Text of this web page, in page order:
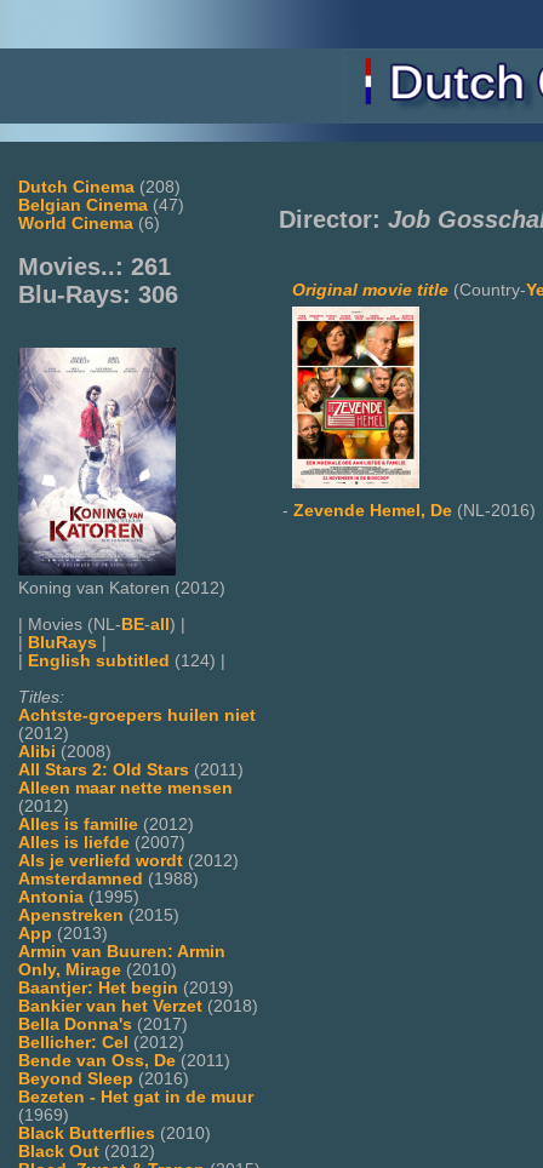
Dutch Cinema (208)
Belgian Cinema (47)
World Cinema (6)
Movies..: 261
Blu-Rays: 306
Koning van Katoren (2012)
| Movies (NL-BE-all) |
| BluRays |
| English subtitled (124) |
Titles:
Achtste-groepers huilen niet
(2012)
Alibi (2008)
All Stars 2: Old Stars (2011)
Alleen maar nette mensen
(2012)
Alles is familie (2012)
Alles is liefde (2007)
Als je verliefd wordt (2012)
Amsterdamned (1988)
Antonia (1995)
Apenstreken (2015)
App (2013)
Armin van Buuren: Armin
Only, Mirage (2010)
Baantjer: Het begin (2019)
Bankier van het Verzet (2018)
Bella Donna's (2017)
Bellicher: Cel (2012)
Bende van Oss, De (2011)
Beyond Sleep (2016)
Bezeten - Het gat in de muur
(1969)
Black Butterflies (2010)
Black Out (2012)
Director: Job
Original movie title (Country-
- Zevende Hemel, De (NL-2016)